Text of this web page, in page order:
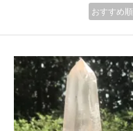
おすすめ順